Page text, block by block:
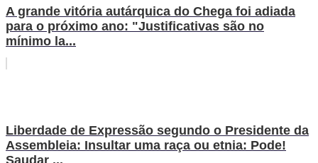
A grande vitória autárquica do Chega foi adiada
para o próximo ano: "Justificativas são no
mínimo la...
Liberdade de Expressão segundo o Presidente da
Assembleia: Insultar uma raça ou etnia: Pode!